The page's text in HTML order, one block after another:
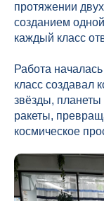
протяжении
созданием
каждый класс
Работа
класс создавал
звёзды,
ракеты,
космическое